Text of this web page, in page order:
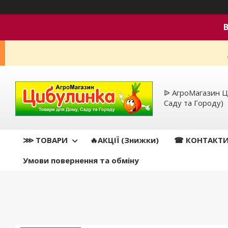
ᐉ АгроМагазин
Саду та Городу)
⋙ ТОВАРИ 🔥АКЦІЇ (Знижки)
☎
Умови повернення та обміну